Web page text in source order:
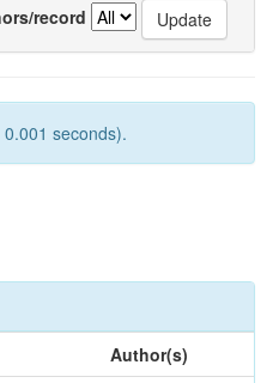
record
seconds).
Author(s)